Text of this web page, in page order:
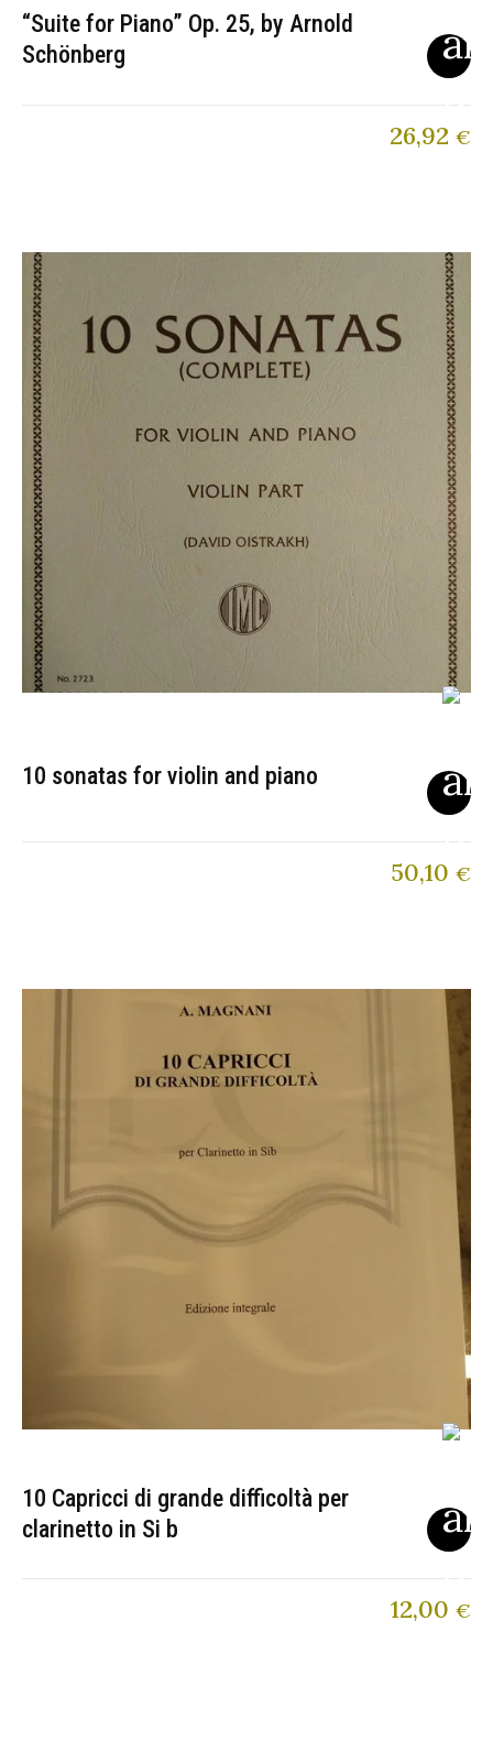
“Suite for Piano” Op. 25, by Arnold
Schönberg
26,92 €
10 sonatas for violin and piano
50,10 €
10 Capricci di grande difficoltà per
clarinetto in Si b
12,00 €